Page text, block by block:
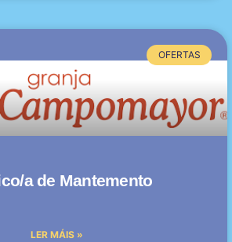
OFERTAS
a de Mantemento
LER MÁIS »